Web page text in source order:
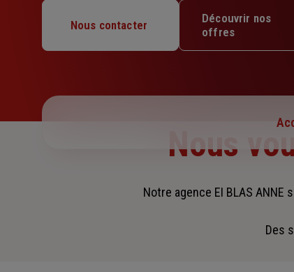
Mardi : 09h – 12h / 14h – 18h
Mercredi : 09h – 12h / 14h – 18h
Nous contacter
Découvrir nos
offres
Nous
Notre agence EI BLAS ANNE
Des